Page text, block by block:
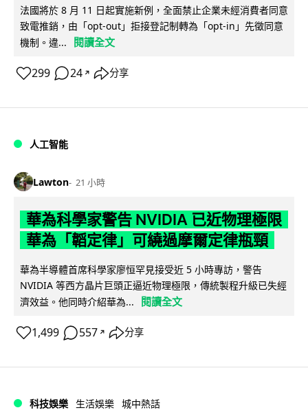
法國將於 8 月 11 日起實施新例，全面禁止企業未經消費者同意
致電推銷，由「opt-out」拒接登記制轉為「opt-in」先徵同意
機制。違...
閱讀全文
299 24 ↗ 分享
人工智能
Lawton 21 小時
華為科學家警告 NVIDIA 已近物理極限
華為「韜定律」可繞過摩爾定律瓶頸
華為半導體首席科學家廖恒罕見接受近 5 小時專訪，警告
NVIDIA 等西方晶片巨頭正逼近物理極限，傳統製程升級已失經
濟效益。他同時介紹華為...
閱讀全文
1,499 557 ↗ 分享
科技娛樂 生活娛樂 城中熱話